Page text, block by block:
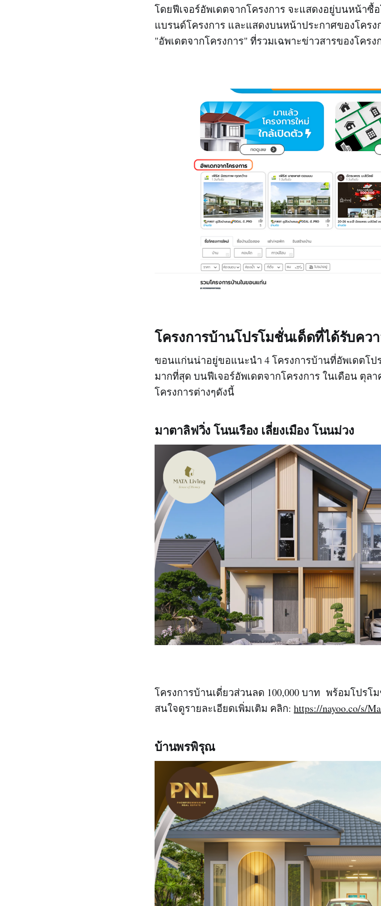
โดยฟีเจอร์อัพเดตจากโครงการ จะแสดงอยู่บนหน้าซื้
แบรนด์โครงการ และแสดงบนหน้าประกาศของโครง
"อัพเดตจากโครงการ" ที่รวมเฉพาะข่าวสารของโครง
โครงการบ้านโปรโมชั่นเด็ดที่ได้รับคว
ขอนแก่นน่าอยู่ขอแนะนำ 4 โครงการบ้านที่อัพเดตโ
มากที่สุด บนฟีเจอร์อัพเดตจากโครงการ ในเดือน ตุล
โครงการต่างๆดังนี้
มาตาลิฟวิ่ง โนนเรือง เลี่ยงเมือง โนนม่วง
โครงการบ้านเดี่ยวส่วนลด 100,000 บาท พร้อมโปรโ
สนใจดูรายละเอียดเพิ่มเติม คลิก: https://nayoo.co/s/
บ้านพรพิรุณ